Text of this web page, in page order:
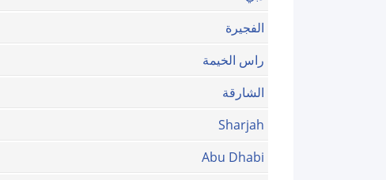
الفجيرة
راس الخيمة
الشارقة
Sharjah
Abu Dhabi